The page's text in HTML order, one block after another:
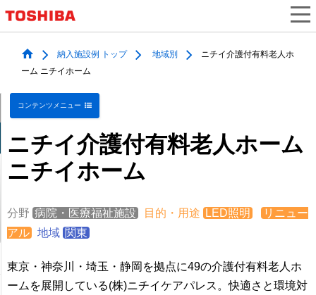
納入施設例 トップ 地域別
ニチイ介護付有料老人ホ
ーム ニチイホーム
コンテンツメニュー
ニチイ介護付有料老人ホーム
ニチイホーム
分野 病院・医療福祉施設 目的・用途 LED照明
リニュー
アル
地域 関東
東京・神奈川・埼玉・静岡を拠点に49の介護付有料老人ホ
ームを展開している(株)ニチイケアパレス。快適さと環境対